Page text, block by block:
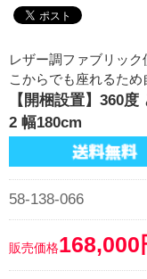
レザー調ファブリッ
こからでも座れるため
【開梱設置】360
2 幅180cm
58-138-066
販売価格168,000